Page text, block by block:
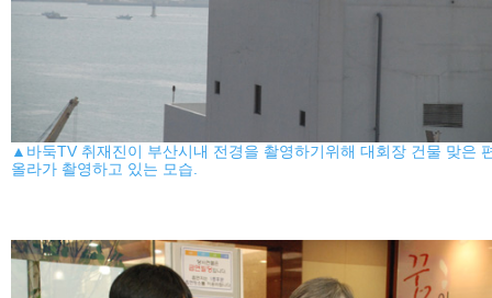
▲바둑TV 취재진이 부산시내 전경을 촬영하기위해 대회장 건물 맞은
올라가 촬영하고 있는 모습.